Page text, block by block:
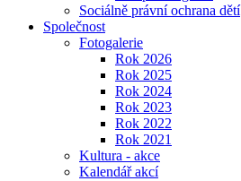
Sociálně právní ochrana dětí
Společnost
Fotogalerie
Rok 2026
Rok 2025
Rok 2024
Rok 2023
Rok 2022
Rok 2021
Kultura - akce
Kalendář akcí